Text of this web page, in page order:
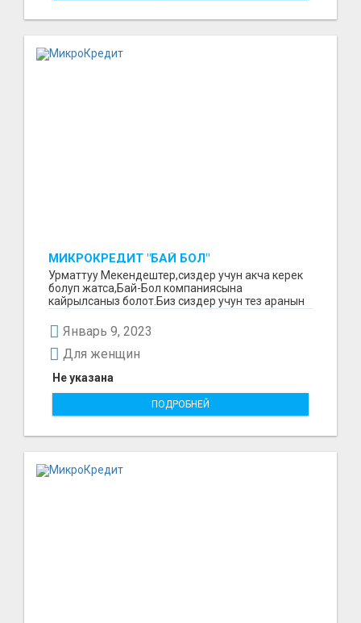
МИКРОКРЕДИТ "БАЙ БОЛ"
Урматтуу Мекендештер,сиздер учун акча керек
болуп жатса,Бай-Бол компаниясына
кайрылсаныз болот.Биз сиздер учун тез аранын
Январь 9, 2023
Не указана
Для женщин
ПОДРОБНЕЙ